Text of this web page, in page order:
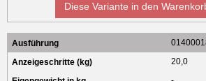
Diese Variante in den
20,0